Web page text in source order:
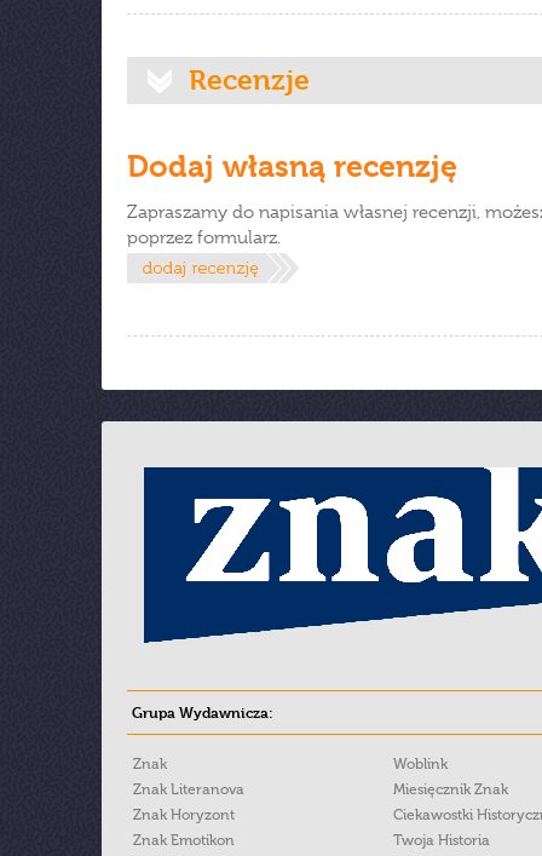
Recenzje
Dodaj własną recenzję
Zapraszamy do napisania własnej recenzji,
poprzez formularz.
Grupa Wydawnicza:
Znak
Znak Literanova
Znak Horyzont
Znak Emotikon
Woblink
Miesięcznik Znak
Ciekawostki
Twoja Historia